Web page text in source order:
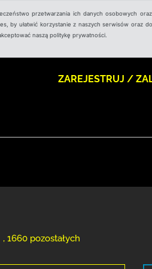
przetwarzania ich danych osobowych
by ułatwić korzystanie z naszych serwisów oraz
naszą politykę prywatności.
ZAREJESTRUJ /
1660 pozostałych